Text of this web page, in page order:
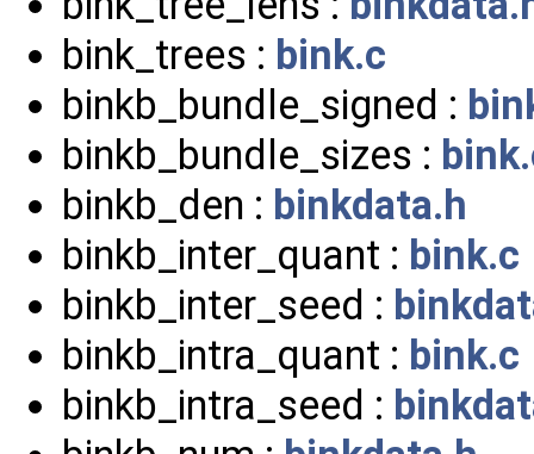
bink_trees : bink.c
binkb_bundle_signed :
binkb_bundle_sizes :
binkb_den : binkdata.h
binkb_inter_quant : bink.c
binkb_inter_seed :
binkb_intra_quant : bink.c
binkb_intra_seed :